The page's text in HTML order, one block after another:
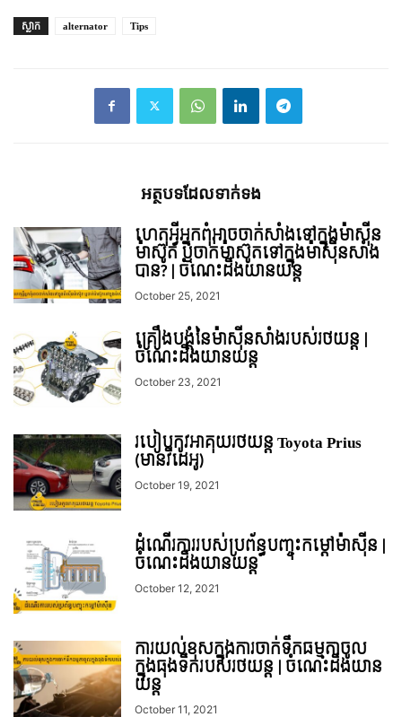
ស្លាក alternator Tips
អត្ថបទ​ដែល​ទាក់ទង
ហេតុអ្វីអ្នកពុំអាចចាក់សាំងទៅក្នុងម៉ាស៊ីន
ម៉ាស៊ូត ឬចាក់ម៉ាស៊ូតទៅក្នុងម៉ាស៊ីនសាំង
បាន? | ចំណេះដឹងយានយន្ត
October 25, 2021
គ្រឿងបង្គុំនៃម៉ាស៊ីនសាំងរបស់រថយន្ត |
ចំណេះដឹងយានយន្ត
October 23, 2021
របៀបកូវអាគុយរថយន្ត Toyota Prius
(មានវីដេអូ)
October 19, 2021
ដំណើរការរបស់ប្រព័ន្ធបញ្ចុះកម្ដៅម៉ាស៊ីន |
ចំណេះដឹងយានយន្ត
October 12, 2021
ការយល់ខុសក្នុងការចាក់ទឹកធម្មតាចូល
ក្នុងធុងទឹករបស់រថយន្ត | ចំណេះដឹងយាន
យន្ត
October 11, 2021